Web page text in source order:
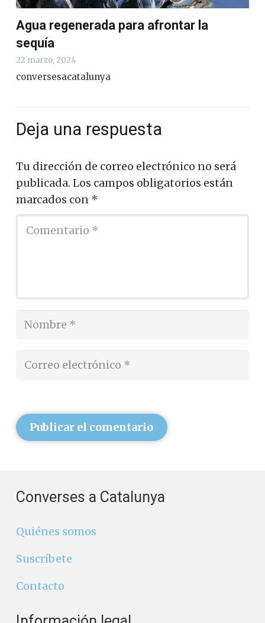
Agua regenerada para afrontar la
sequía
22 marzo, 2024
conversesacatalunya
Deja una respuesta
Tu dirección de correo electrónico no será
publicada. Los campos obligatorios están
marcados con *
Publicar el comentario
Converses a Catalunya
Quiénes somos
Suscríbete
Contacto